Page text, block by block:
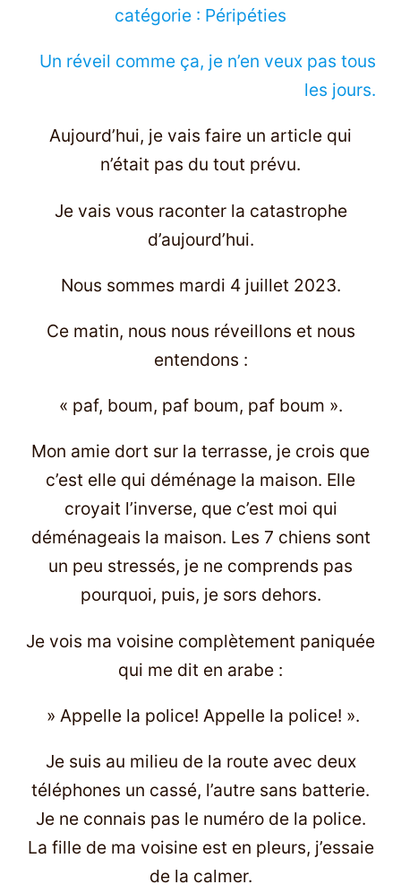
catégorie : Péripéties
Un réveil comme ça, je n’en veux pas tous
les jours.
Aujourd’hui, je vais faire un article qui
n’était pas du tout prévu.
Je vais vous raconter la catastrophe
d’aujourd’hui.
Nous sommes mardi 4 juillet 2023.
Ce matin, nous nous réveillons et nous
entendons :
« paf, boum, paf boum, paf boum ».
Mon amie dort sur la terrasse, je crois que
c’est elle qui déménage la maison. Elle
croyait l’inverse, que c’est moi qui
déménageais la maison. Les 7 chiens sont
un peu stressés, je ne comprends pas
pourquoi, puis, je sors dehors.
Je vois ma voisine complètement paniquée
qui me dit en arabe :
» Appelle la police! Appelle la police! ».
Je suis au milieu de la route avec deux
téléphones un cassé, l’autre sans batterie.
Je ne connais pas le numéro de la police.
La fille de ma voisine est en pleurs, j’essaie
de la calmer.